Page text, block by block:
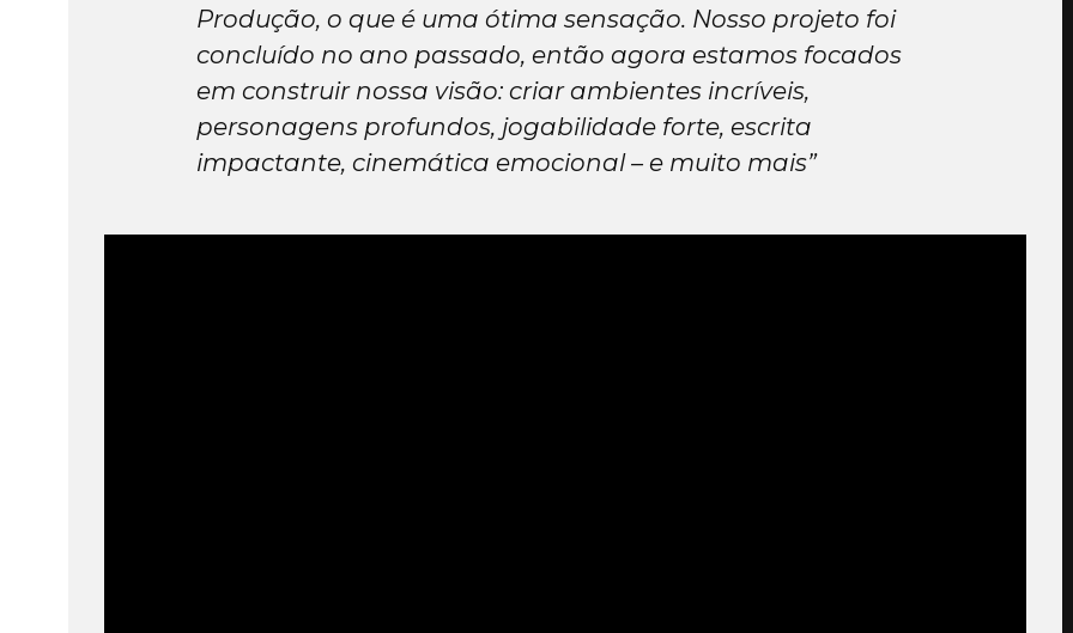
Produção, o que é uma ótima sensação. Nosso projeto foi
concluído no ano passado, então agora estamos focados
em construir nossa visão: criar ambientes incríveis,
personagens profundos, jogabilidade forte, escrita
impactante, cinemática emocional – e muito mais”